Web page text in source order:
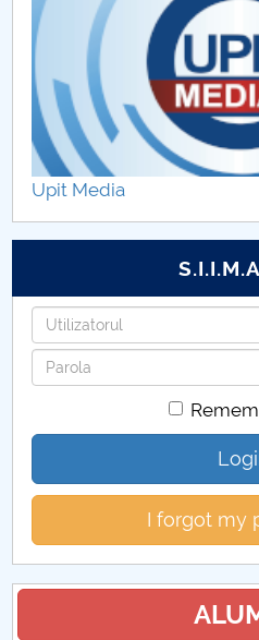
MENIU CANTINA
Hotărâri Senat din 30
Hotărâri Senat din 14
Hotărâri Senat din 24
Hotărâri Senat din 29
Hotărâri Senat din 5
Hotărâri Senat din 17
Hotărâri Senat din 25
Hotărâri Senat din 10
Hotărâri Senat din 27
Hotărâri Senat din 25
Upit Media
Username
Password
I forgot my